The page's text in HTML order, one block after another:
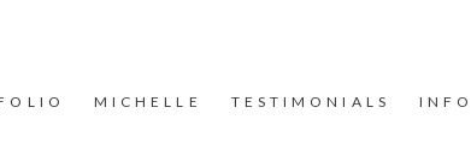
MICHELLE TESTIMONIALS INFO